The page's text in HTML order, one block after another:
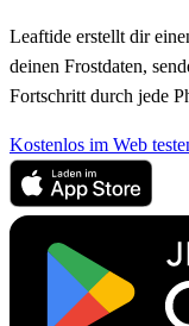
Leaftide erstellt dir
deinen Frostdaten,
Fortschritt durch jede
Kostenlos im Web